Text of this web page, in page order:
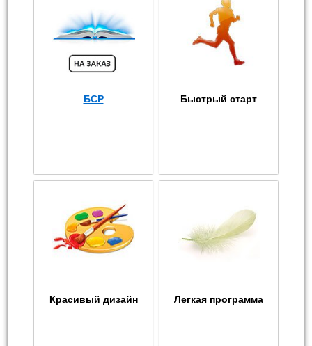
БСР Быстрый старт
Красивый дизайн Легкая программа